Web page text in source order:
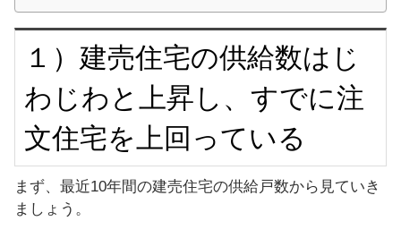
１）建売住宅の供給数はじ
わじわと上昇し、すでに注
文住宅を上回っている
まず、最近10年間の建売住宅の供給戸数から見ていき
ましょう。